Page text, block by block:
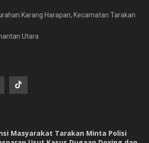
Karang Harapan, Kecamatan Tarakan
Utara
Masyarakat Tarakan Minta Polisi